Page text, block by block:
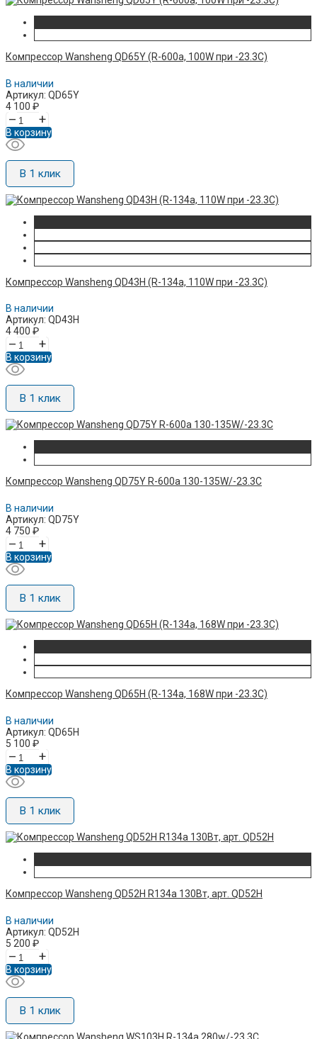
Компрессор Wansheng QD65Y (R-600a, 100W при -23.3C)
В наличии
Артикул: QD65Y
4 100 ₽
– +
В корзину
В 1 клик
Компрессор Wansheng QD43H (R-134a, 110W при -23.3C)
В наличии
Артикул: QD43H
4 400 ₽
– +
В корзину
В 1 клик
Компрессор Wansheng QD75Y R-600а 130-135W/-23.3C
В наличии
Артикул: QD75Y
4 750 ₽
– +
В корзину
В 1 клик
Компрессор Wansheng QD65H (R-134a, 168W при -23.3C)
В наличии
Артикул: QD65H
5 100 ₽
– +
В корзину
В 1 клик
Компрессор Wansheng QD52H R134a 130Вт, арт. QD52H
В наличии
Артикул: QD52H
5 200 ₽
– +
В корзину
В 1 клик